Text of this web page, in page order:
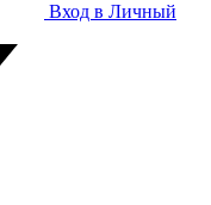
Вход в Личный